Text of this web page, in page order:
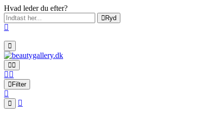
Hvad leder du efter?
Ryd
Filter